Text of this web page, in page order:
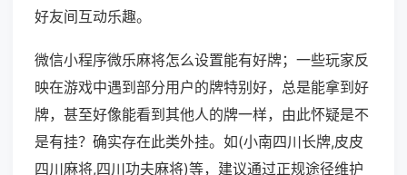
好友间互动乐趣。
微信小程序微乐麻将怎么设置能有好牌；一些玩家反
映在游戏中遇到部分用户的牌特别好，总是能拿到好
牌，甚至好像能看到其他人的牌一样，由此怀疑是不
是有挂？确实存在此类外挂。如(小南四川长牌,皮皮
四川麻将,四川功夫麻将)等，建议通过正规途径维护